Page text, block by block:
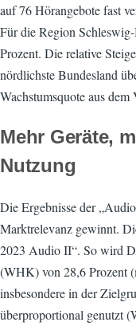
auf 76 Hörangebote fast
Für die Region
Prozent. Die relative
nördlichste Bundesland
Wachstumsquote aus dem
Mehr Geräte,
Nutzung
Die Ergebnisse der
Marktrelevanz gewinnt.
2023 Audio II“. So wird
(WHK) von 28,6 Prozent
insbesondere in der
überproportional genutzt